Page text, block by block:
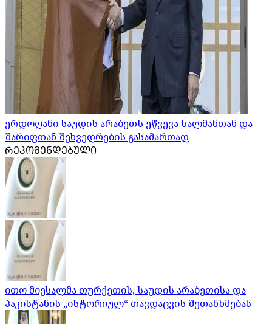
ერდოღანი საუდის არაბეთს ეწვევა სალმანთან და
შარიფთან შეხვედრების გასამართად
ᲠᲔᲙᲝᲛᲔᲜᲓᲔᲑᲣᲚᲘ
ითო მიესალმა თურქეთის, საუდის არაბეთისა და
პაკისტანის „ისტორიულ“ თავდაცვის შეთანხმებას